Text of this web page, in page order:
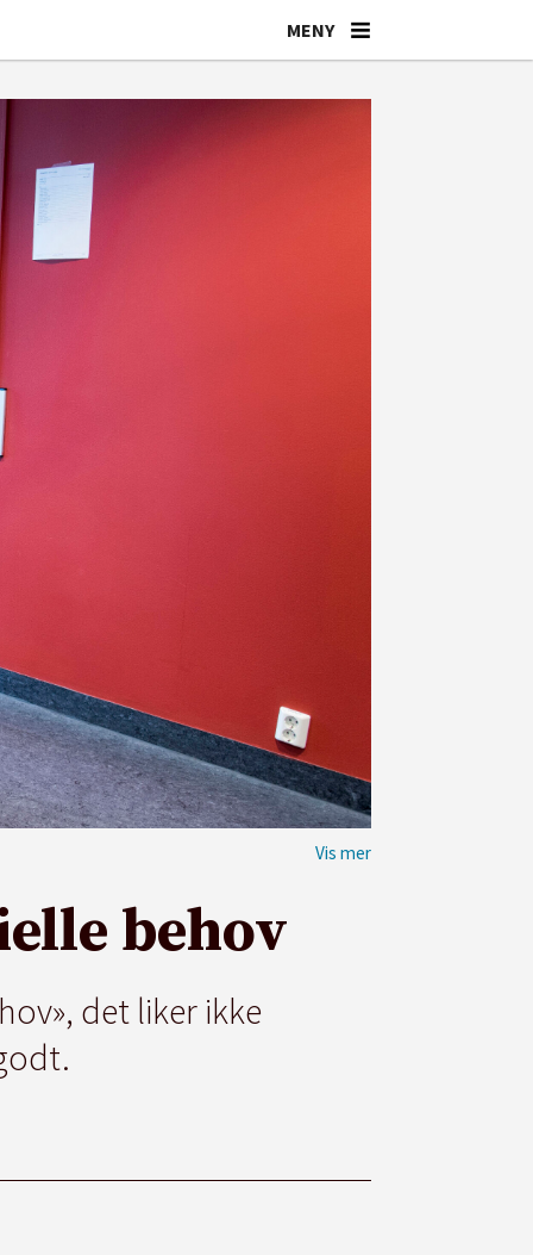
behov
det liker ikke